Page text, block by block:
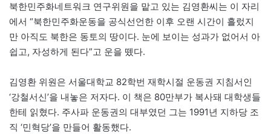
북한민주화네트워크 연구위원을 맡고 있는 김영환씨는 이 자리
에서 “북한민주화운동을 공식선언한 이후 오랜 시간이 흘렀지
만 아직도 북한은 동토의 땅이다. 눈에 보이는 성과가 없어서 아
쉽고, 자성하게 된다”고 운을 뗐다.
김영환 위원은 서울대학교 82학번 재학시절 운동권 지침서인
‘강철서신’을 내놓은 저자다. 이 책은 80만부가 복사돼 대학생들
한테 읽혔다. 주사파 운동권의 대부였던 그는 1991년 지하당 조
직 ‘민혁당’을 만들어 활동했다.